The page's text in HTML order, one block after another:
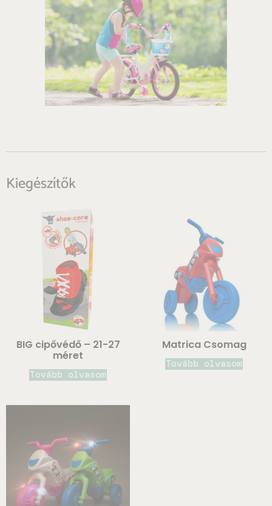
Kiegészítők
BIG cipővédő – 21-27
méret
Tovább olvasom
Matrica Csomag
Tovább olvasom